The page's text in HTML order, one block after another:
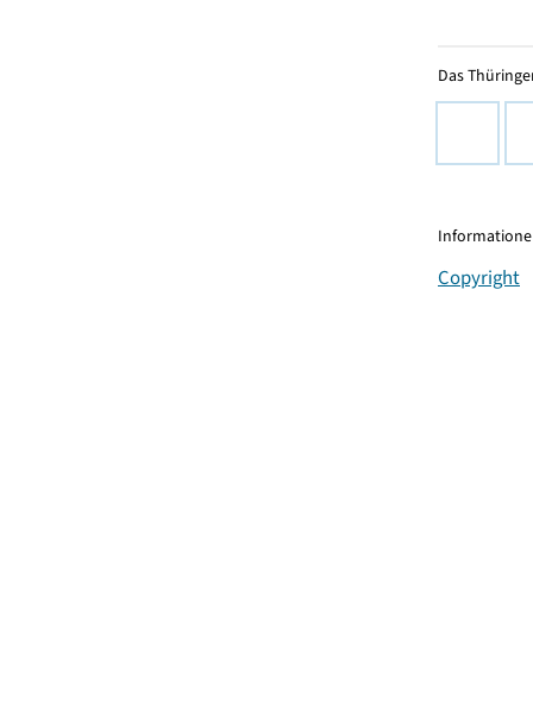
Das
Copyright